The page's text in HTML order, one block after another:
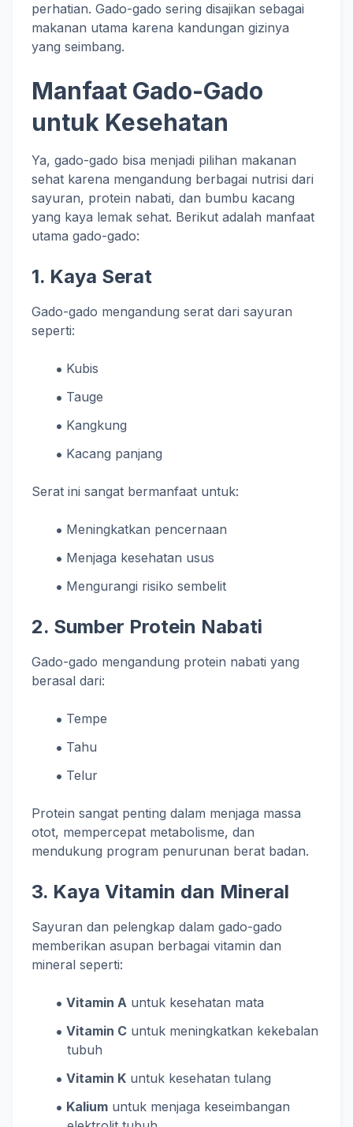
perhatian. Gado-gado sering disajikan sebagai
makanan utama karena kandungan gizinya
yang seimbang.
Manfaat Gado-Gado
untuk Kesehatan
Ya, gado-gado bisa menjadi pilihan makanan
sehat karena mengandung berbagai nutrisi dari
sayuran, protein nabati, dan bumbu kacang
yang kaya lemak sehat. Berikut adalah manfaat
utama gado-gado:
1. Kaya Serat
Gado-gado mengandung serat dari sayuran
seperti:
Kubis
Tauge
Kangkung
Kacang panjang
Serat ini sangat bermanfaat untuk:
Meningkatkan pencernaan
Menjaga kesehatan usus
Mengurangi risiko sembelit
2. Sumber Protein Nabati
Gado-gado mengandung protein nabati yang
berasal dari:
Tempe
Tahu
Telur
Protein sangat penting dalam menjaga massa
otot, mempercepat metabolisme, dan
mendukung program penurunan berat badan.
3. Kaya Vitamin dan Mineral
Sayuran dan pelengkap dalam gado-gado
memberikan asupan berbagai vitamin dan
mineral seperti:
Vitamin A untuk kesehatan mata
Vitamin C untuk meningkatkan kekebalan
tubuh
Vitamin K untuk kesehatan tulang
Kalium untuk menjaga keseimbangan